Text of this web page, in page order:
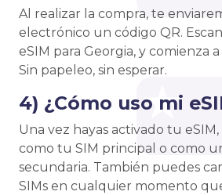
Al realizar la compra, te
electrónico un código QR.
eSIM para Georgia, y comienza
Sin papeleo, sin esperar.
4) ¿Cómo uso mi
Una vez hayas activado tu
como tu SIM principal o como
secundaria. También puedes
SIMs en cualquier momento